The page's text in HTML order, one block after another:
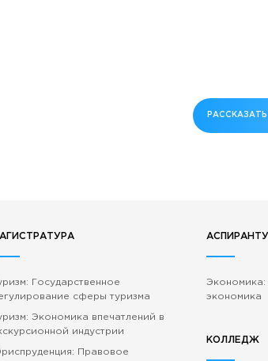
РАССКАЗАТЬ
Государственное
сферы туризма
Экономика впечатлений в
индустрии
Правовое
Экономика:
экономика
КОЛЛЕДЖ